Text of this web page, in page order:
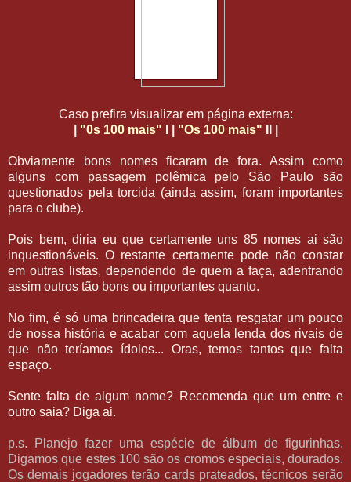
Caso prefira visualizar em página externa:
"0s 100 mais" "Os 100 mais"
Obviamente bons nomes ficaram de fora. Assim como
alguns com passagem polêmica pelo São Paulo são
questionados pela torcida (ainda assim, foram importantes
para o clube).
Pois bem, diria eu que certamente uns 85 nomes ai são
inquestionáveis. O restante certamente pode não constar
em outras listas, dependendo de quem a faça, adentrando
assim outros tão bons ou importantes quanto.
No fim, é só uma brincadeira que tenta resgatar um pouco
de nossa história e acabar com aquela lenda dos rivais de
que não teríamos ídolos... Oras, temos tantos que falta
espaço.
Sente falta de algum nome? Recomenda que um entre e
outro saia? Diga ai.
p.s. Planejo fazer uma espécie de álbum de figurinhas.
Digamos que estes 100 são os cromos especiais, dourados.
Os demais jogadores terão cards prateados, técnicos serão